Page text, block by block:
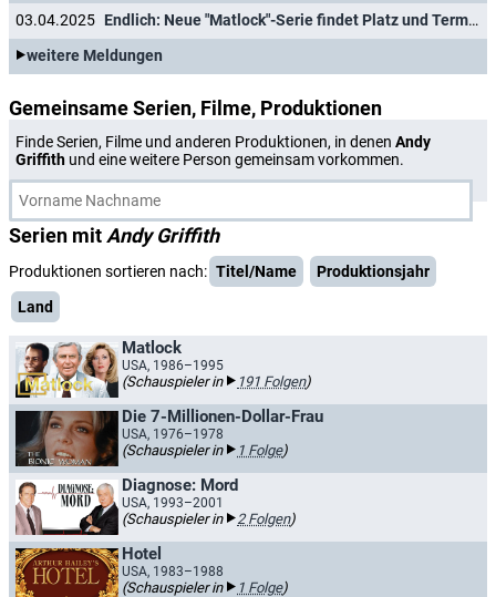
03.04.2025
Endlich: Neue "Matlock"-Serie findet Platz und Termin für Deutschlandpremiere
weitere Meldungen
Gemeinsame Serien, Filme, Produktionen
Finde Serien, Filme und anderen Produktionen, in denen Andy
Griffith und eine weitere Person gemeinsam vorkommen.
Serien mit Andy Griffith
Produktionen sortieren nach: Titel/Name
Produktionsjahr
Land
Matlock
USA, 1986–1995
(Schauspieler in 191 Folgen)
Die 7-Millionen-Dollar-Frau
USA, 1976–1978
(Schauspieler in 1 Folge)
Diagnose: Mord
USA, 1993–2001
(Schauspieler in 2 Folgen)
Hotel
USA, 1983–1988
(Schauspieler in 1 Folge)